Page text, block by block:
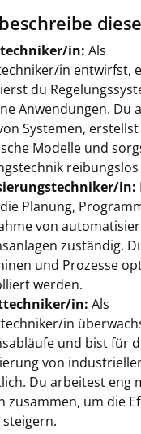
diese
in: Als
in entwirfst,
du
Anwendungen. Du
Systemen, erstellst
Modelle und
in:
Planung,
von
zuständig.
und Prozesse
werden.
in: Als
in
und bist für
von
Du arbeitest eng
zusammen, um die